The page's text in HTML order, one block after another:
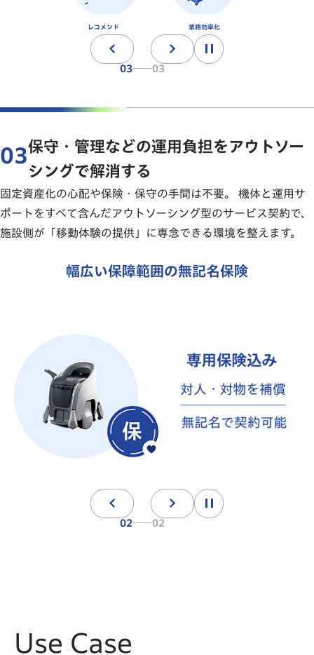
02 03
幅広い保障範囲の無記名保険
03保守・管理などの運用負担をアウトソー
シングで解消する
固定資産化の心配や保険・保守の手間は不要。 機体と運用サ
ポートをすべて含んだアウトソーシング型のサービス契約で、
施設側が「移動体験の提供」に専念できる環境を整えます。
02 02
Use Case